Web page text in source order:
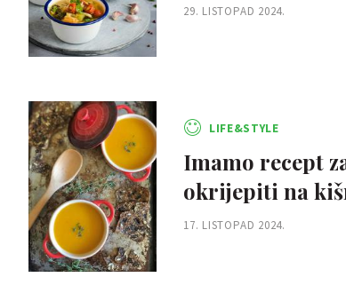
29. LISTOPAD 2024.
LIFE&STYLE
Imamo recept
okrijepiti na
17. LISTOPAD 2024.